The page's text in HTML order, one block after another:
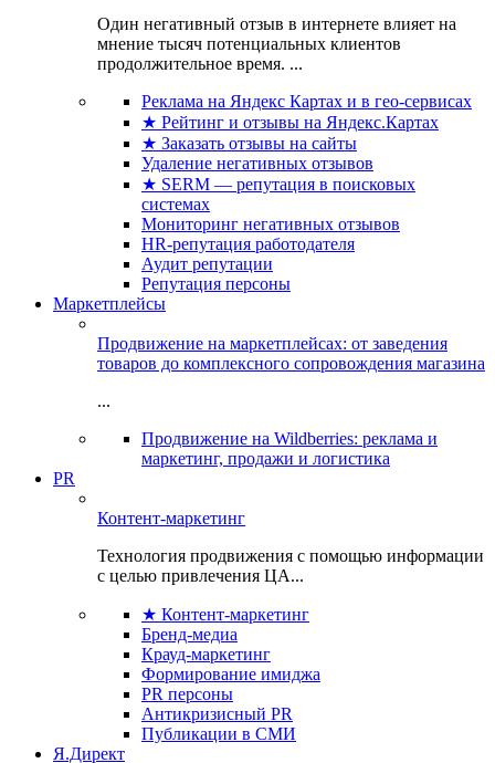
Один негативный отзыв в интернете влияет на
мнение тысяч потенциальных клиентов
продолжительное время. ...
Реклама на Яндекс Картах и в гео-сервисах
★ Рейтинг и отзывы на Яндекс.Картах
★ Заказать отзывы на сайты
Удаление негативных отзывов
★ SERM — репутация в поисковых
системах
Мониторинг негативных отзывов
HR-репутация работодателя
Аудит репутации
Репутация персоны
Маркетплейсы
Продвижение на маркетплейсах: от заведения
товаров до комплексного сопровождения магазина
...
Продвижение на Wildberries: реклама и
маркетинг, продажи и логистика
PR
Контент-маркетинг
Технология продвижения с помощью информации
с целью привлечения ЦА...
★ Контент-маркетинг
Бренд-медиа
Крауд-маркетинг
Формирование имиджа
PR персоны
Антикризисный PR
Публикации в СМИ
Я.Директ